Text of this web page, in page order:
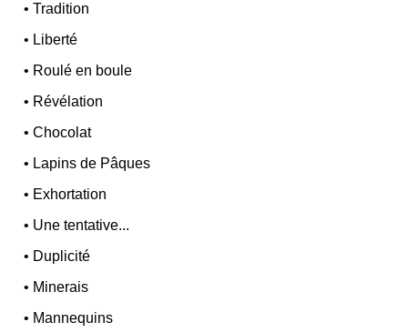
•Tradition
• Liberté
• Roulé en boule
• Révélation
•Chocolat
• Lapins de Pâques
• Exhortation
• Une tentative...
• Duplicité
• Minerais
• Mannequins